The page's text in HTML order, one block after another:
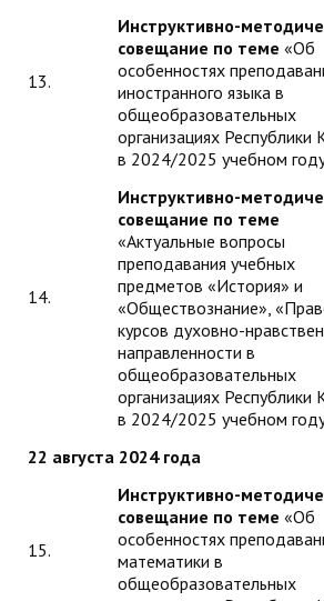
13.
Инструктивно-
совещание по теме «Об
особенностях
иностранного языка в
общеобразовательных
организациях Республики
в 2024/2025 учебном
14.
Инструктивно-
совещание по теме
«Актуальные вопросы
преподавания учебных
предметов «История» и
«Обществознание»,
курсов духовно-
направленности в
общеобразовательных
организациях Республики
в 2024/2025 учебном
22 августа 2024 года
15.
Инструктивно-
совещание по теме «Об
особенностях
математики в
общеобразовательных